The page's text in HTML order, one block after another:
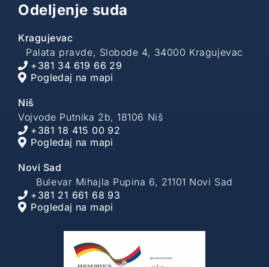
Odeljenje suda
Kragujevac
Palata pravde, Slobode 4, 34000 Kragujevac
+381 34 619 66 29
Pogledaj na mapi
Niš
Vojvode Putnika 2b, 18106 Niš
+381 18 415 00 92
Pogledaj na mapi
Novi Sad
Bulevar Mihajla Pupina 6, 21101 Novi Sad
+381 21 661 68 93
Pogledaj na mapi